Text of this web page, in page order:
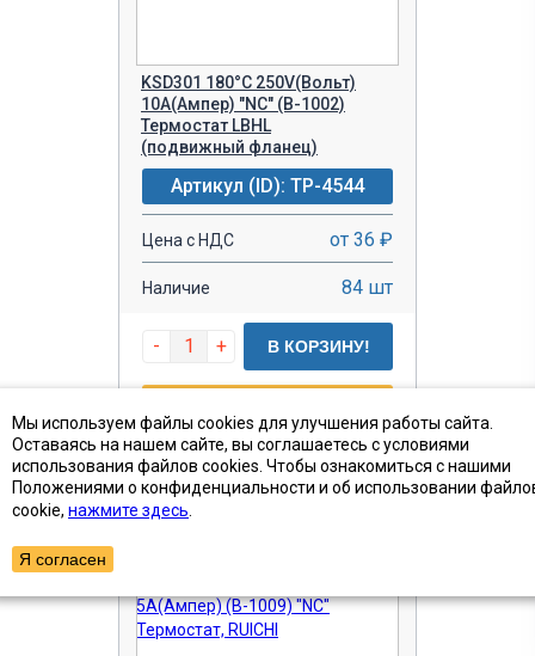
ПОКАЗАТЬ ТОВАРЫ
KSD301 180°C 250V(Вольт)
10A(Ампер) "NC" (B-1002)
Термостат LBHL
(подвижный фланец)
Артикул (ID): TP-4544
Цена с НДС от 36 ₽
Наличие 84 шт
- + В КОРЗИНУ!
Мы используем файлы cookies для улучшения работы сайта.
Оставаясь на нашем сайте, вы соглашаетесь с условиями
использования файлов cookies. Чтобы ознакомиться с нашими
Положениями о конфиденциальности и об использовании
cookie, нажмите здесь
Я согласен